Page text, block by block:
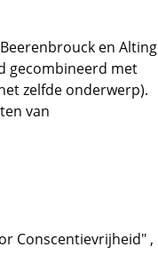
en Alting
gecombineerd met
zelfde onderwerp).
van
Conscentievrijheid" ,